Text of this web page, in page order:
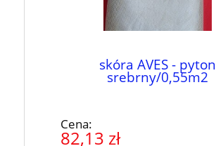
skóra AVES - pyton
srebrny/0,55m2
Cena:
82,13 zł